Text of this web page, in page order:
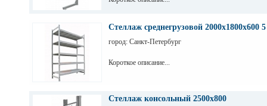
Стеллаж среднегрузовой 2000х1800х600
город: Санкт-Петербург
Короткое описание...
Стеллаж консольный 2500х800